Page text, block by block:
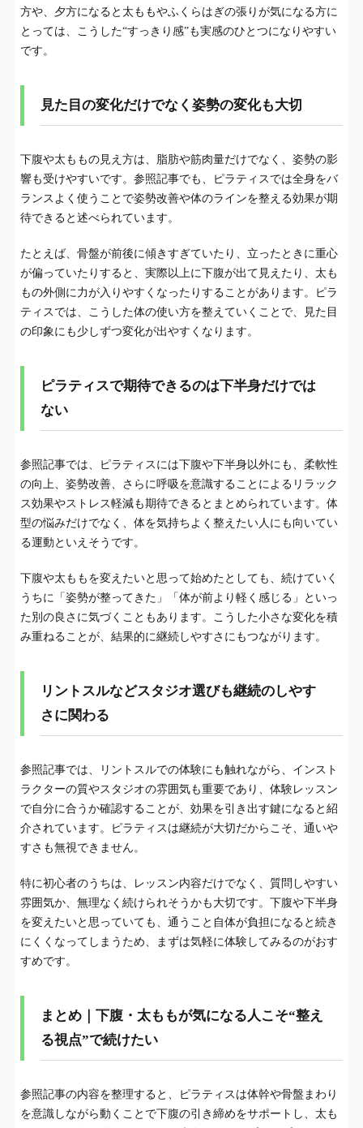
方や、夕方になると太ももやふくらはぎの張りが気になる方に
とっては、こうした“すっきり感”も実感のひとつになりやすい
です。
見た目の変化だけでなく姿勢の変化も大切
下腹や太ももの見え方は、脂肪や筋肉量だけでなく、姿勢の影
響も受けやすいです。参照記事でも、ピラティスでは全身をバ
ランスよく使うことで姿勢改善や体のラインを整える効果が期
待できると述べられています。
たとえば、骨盤が前後に傾きすぎていたり、立ったときに重心
が偏っていたりすると、実際以上に下腹が出て見えたり、太も
もの外側に力が入りやすくなったりすることがあります。ピラ
ティスでは、こうした体の使い方を整えていくことで、見た目
の印象にも少しずつ変化が出やすくなります。
ピラティスで期待できるのは下半身だけでは
ない
参照記事では、ピラティスには下腹や下半身以外にも、柔軟性
の向上、姿勢改善、さらに呼吸を意識することによるリラック
ス効果やストレス軽減も期待できるとまとめられています。体
型の悩みだけでなく、体を気持ちよく整えたい人にも向いてい
る運動といえそうです。
下腹や太ももを変えたいと思って始めたとしても、続けていく
うちに「姿勢が整ってきた」「体が前より軽く感じる」といっ
た別の良さに気づくこともあります。こうした小さな変化を積
み重ねることが、結果的に継続しやすさにもつながります。
リントスルなどスタジオ選びも継続のしやす
さに関わる
参照記事では、リントスルでの体験にも触れながら、インスト
ラクターの質やスタジオの雰囲気も重要であり、体験レッスン
で自分に合うか確認することが、効果を引き出す鍵になると紹
介されています。ピラティスは継続が大切だからこそ、通いや
すさも無視できません。
特に初心者のうちは、レッスン内容だけでなく、質問しやすい
雰囲気か、無理なく続けられそうかも大切です。下腹や下半身
を変えたいと思っていても、通うこと自体が負担になると続き
にくくなってしまうため、まずは気軽に体験してみるのがおす
すめです。
まとめ｜下腹・太ももが気になる人こそ“整え
る視点”で続けたい
参照記事の内容を整理すると、ピラティスは体幹や骨盤まわり
を意識しながら動くことで下腹の引き締めをサポートし、太も